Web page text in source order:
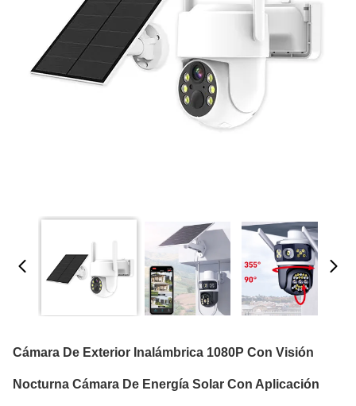
Cámara De Exterior Inalámbrica 1080P Con Visión
Nocturna Cámara De Energía Solar Con Aplicación